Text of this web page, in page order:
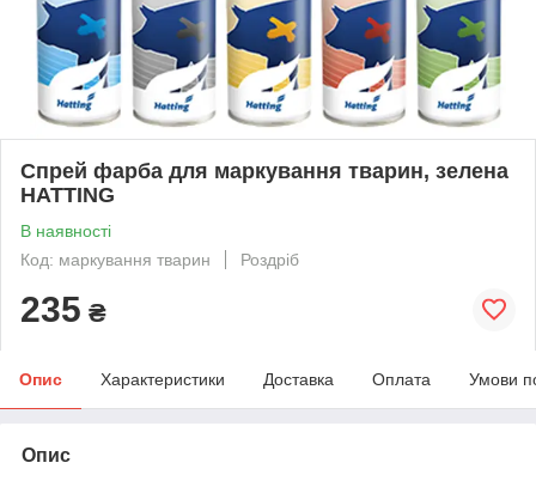
Спрей фарба для маркування тварин, зелена
HATTING
В наявності
Код: маркування тварин
Роздріб
235 ₴
Опис Характеристики Доставка Оплата Умови
Опис